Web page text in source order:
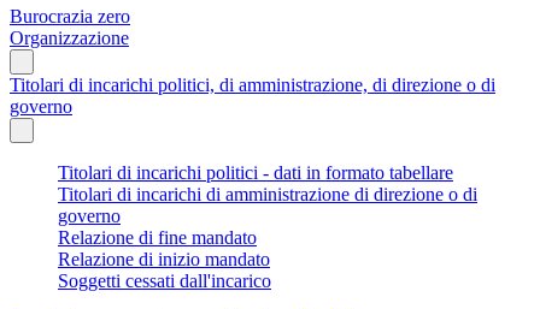
Burocrazia zero
Organizzazione
Titolari di incarichi politici, di amministrazione, di direzione o di
governo
Titolari di incarichi politici - dati in formato tabellare
Titolari di incarichi di amministrazione di direzione o di
governo
Relazione di fine mandato
Relazione di inizio mandato
Soggetti cessati dall'incarico